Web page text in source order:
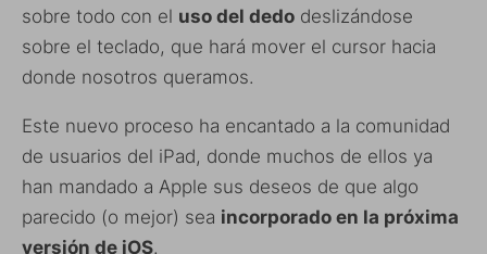
sobre todo con el uso del dedo deslizándose
sobre el teclado, que hará mover el cursor hacia
donde nosotros queramos.
Este nuevo proceso ha encantado a la comunidad
de usuarios del iPad, donde muchos de ellos ya
han mandado a Apple sus deseos de que algo
parecido (o mejor) sea incorporado en la próxima
versión de iOS.